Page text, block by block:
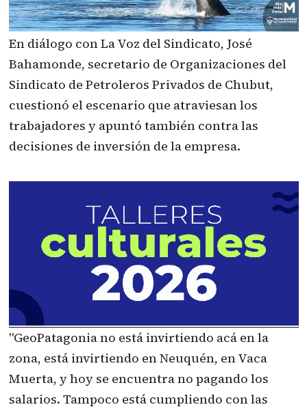
En diálogo con La Voz del Sindicato, José
Bahamonde, secretario de Organizaciones del
Sindicato de Petroleros Privados de Chubut,
cuestionó el escenario que atraviesan los
trabajadores y apuntó también contra las
decisiones de inversión de la empresa.
"GeoPatagonia no está invirtiendo acá en la
zona, está invirtiendo en Neuquén, en Vaca
Muerta, y hoy se encuentra no pagando los
salarios. Tampoco está cumpliendo con las